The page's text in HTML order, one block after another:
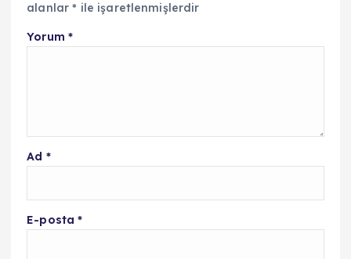
alanlar* ile işaretlenmişlerdir
Yorum *
Ad *
E-posta*